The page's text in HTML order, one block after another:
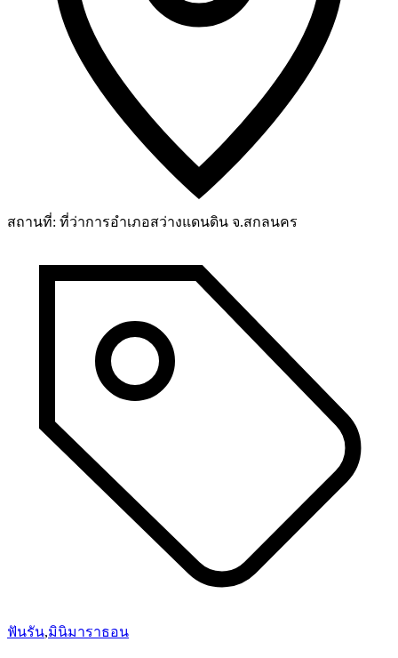
สถานที่: ที่ว่าการอำเภอสว่างแดนดิน จ.สกลนคร
ฟันรัน,มินิมาราธอน